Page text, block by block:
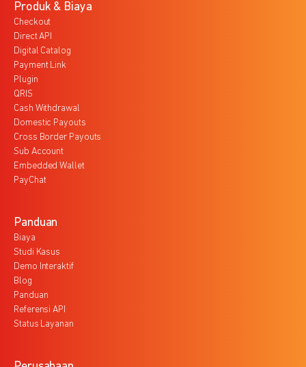
Produk & Biaya
Checkout
Direct API
Digital Catalog
Payment Link
Plugin
QRIS
Cash Withdrawal
Domestic Payouts
Cross Border Payouts
Sub Account
Embedded Wallet
PayChat
Panduan
Biaya
Studi Kasus
Demo Interaktif
Blog
Panduan
Referensi API
Status Layanan